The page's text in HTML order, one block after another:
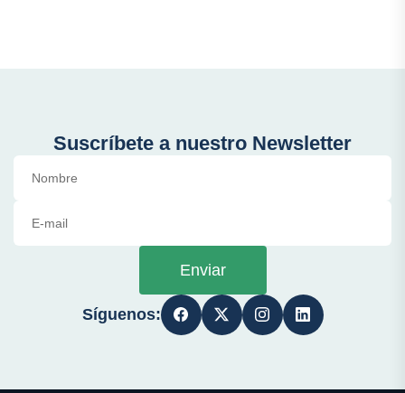
Suscríbete a nuestro Newsletter
Enviar
Síguenos: